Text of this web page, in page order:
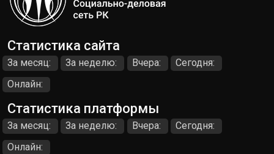
Статистика сайта
За месяц: За неделю: Вчера:
Сегодня:
Онлайн:
Статистика платформы
За месяц: За неделю: Вчера:
Сегодня:
Онлайн: